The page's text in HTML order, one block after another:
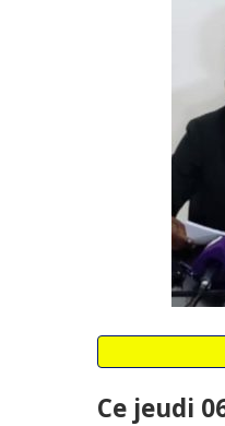
Ce jeudi